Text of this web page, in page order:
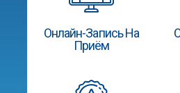
Онлайн-Запись На
Приём